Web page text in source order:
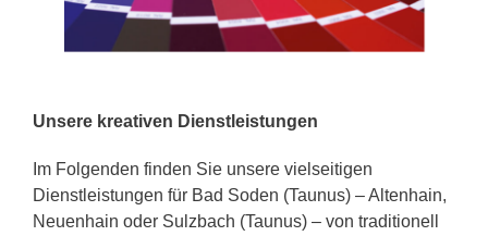
Unsere kreativen Dienstleistungen
Im Folgenden finden Sie unsere vielseitigen
Dienstleistungen für Bad Soden (Taunus) – Altenhain,
Neuenhain oder Sulzbach (Taunus) – von traditionell